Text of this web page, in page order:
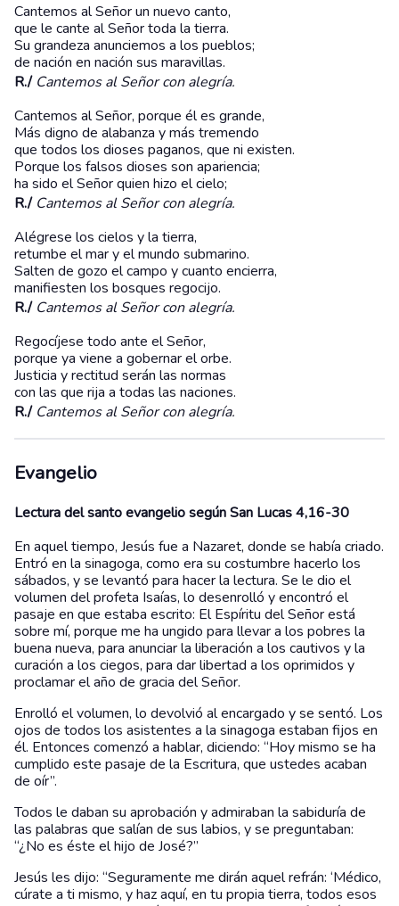
Cantemos al Señor un nuevo canto,
que le cante al Señor toda la tierra.
Su grandeza anunciemos a los pueblos;
de nación en nación sus maravillas.
R./ Cantemos al Señor con alegría.
Cantemos al Señor, porque él es grande,
Más digno de alabanza y más tremendo
que todos los dioses paganos, que ni existen.
Porque los falsos dioses son apariencia;
ha sido el Señor quien hizo el cielo;
R./ Cantemos al Señor con alegría.
Alégrese los cielos y la tierra,
retumbe el mar y el mundo submarino.
Salten de gozo el campo y cuanto encierra,
manifiesten los bosques regocijo.
R./ Cantemos al Señor con alegría.
Regocíjese todo ante el Señor,
porque ya viene a gobernar el orbe.
Justicia y rectitud serán las normas
con las que rija a todas las naciones.
R./ Cantemos al Señor con alegría.
Evangelio
Lectura del santo evangelio según San Lucas 4,16-30
En aquel tiempo, Jesús fue a Nazaret, donde se había criado.
Entró en la sinagoga, como era su costumbre hacerlo los
sábados, y se levantó para hacer la lectura. Se le dio el
volumen del profeta Isaías, lo desenrolló y encontró el
pasaje en que estaba escrito: El Espíritu del Señor está
sobre mí, porque me ha ungido para llevar a los pobres la
buena nueva, para anunciar la liberación a los cautivos y la
curación a los ciegos, para dar libertad a los oprimidos y
proclamar el año de gracia del Señor.
Enrolló el volumen, lo devolvió al encargado y se sentó. Los
ojos de todos los asistentes a la sinagoga estaban fijos en
él. Entonces comenzó a hablar, diciendo: “Hoy mismo se ha
cumplido este pasaje de la Escritura, que ustedes acaban
de oír”.
Todos le daban su aprobación y admiraban la sabiduría de
las palabras que salían de sus labios, y se preguntaban:
“¿No es éste el hijo de José?”
Jesús les dijo: “Seguramente me dirán aquel refrán: ‘Médico,
cúrate a ti mismo, y haz aquí, en tu propia tierra, todos esos